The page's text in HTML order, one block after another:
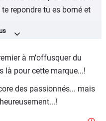
repondre tu es borné et
Et pourtant les motards
mais a part une F348
evident donc ça
à m'offusquer du
là pour cette marque...!
des passionnés... mais